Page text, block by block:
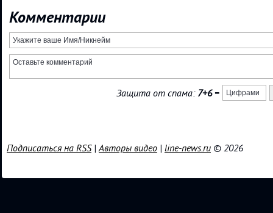
Комментарии
Защита от спама: 7+6=
Подписаться на RSS|Авторы видео | line-news.ru © 2026